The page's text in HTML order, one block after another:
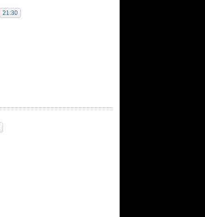
21:30